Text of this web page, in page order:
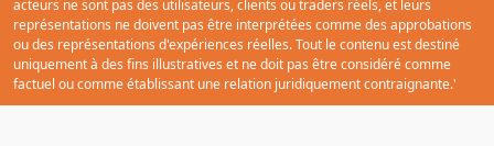
promotionnelles et mettent en vedette des acteurs professionnels. Ces
acteurs ne sont pas des utilisateurs, clients ou traders réels, et leurs
représentations ne doivent pas être interprétées comme des approbations
ou des représentations d'expériences réelles. Tout le contenu est destiné
uniquement à des fins illustratives et ne doit pas être considéré comme
factuel ou comme établissant une relation juridiquement contraignante.'